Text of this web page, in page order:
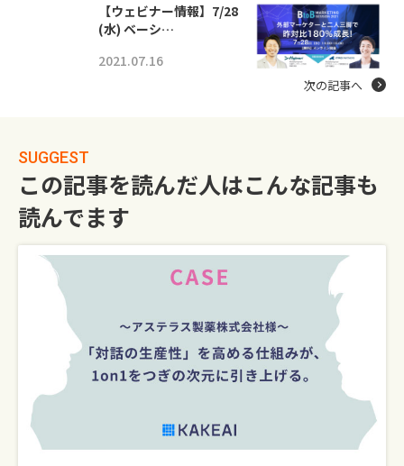
【ウェビナー情報】7/28
(水) ベーシ…
2021.07.16
次の記事へ
SUGGEST
この記事を読んだ人はこんな記事も
読んでます